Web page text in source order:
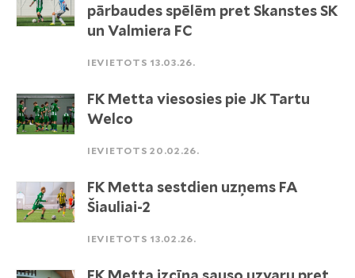
pārbaudes spēlēm pret Skanstes SK
un Valmiera FC
IEVIETOTS 13.03.26.
FK Metta viesosies pie JK Tartu
Welco
IEVIETOTS 20.02.26.
FK Metta sestdien uzņems FA
Šiauliai-2
IEVIETOTS 13.02.26.